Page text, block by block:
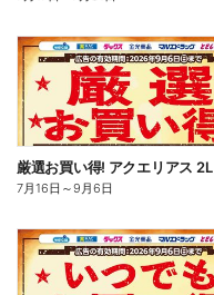
厳選お買い得! アクエリアス 2L
7月16日 ～9月6日